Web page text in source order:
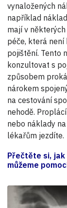
vynaložených
například
mají v
péče, která není
pojištění. Tento
konzultovat s
způsobem
nárokem
na cestování
nehodě.
nebo náklady
lékařům jezdíte.
Přečtěte si, jak
můžeme